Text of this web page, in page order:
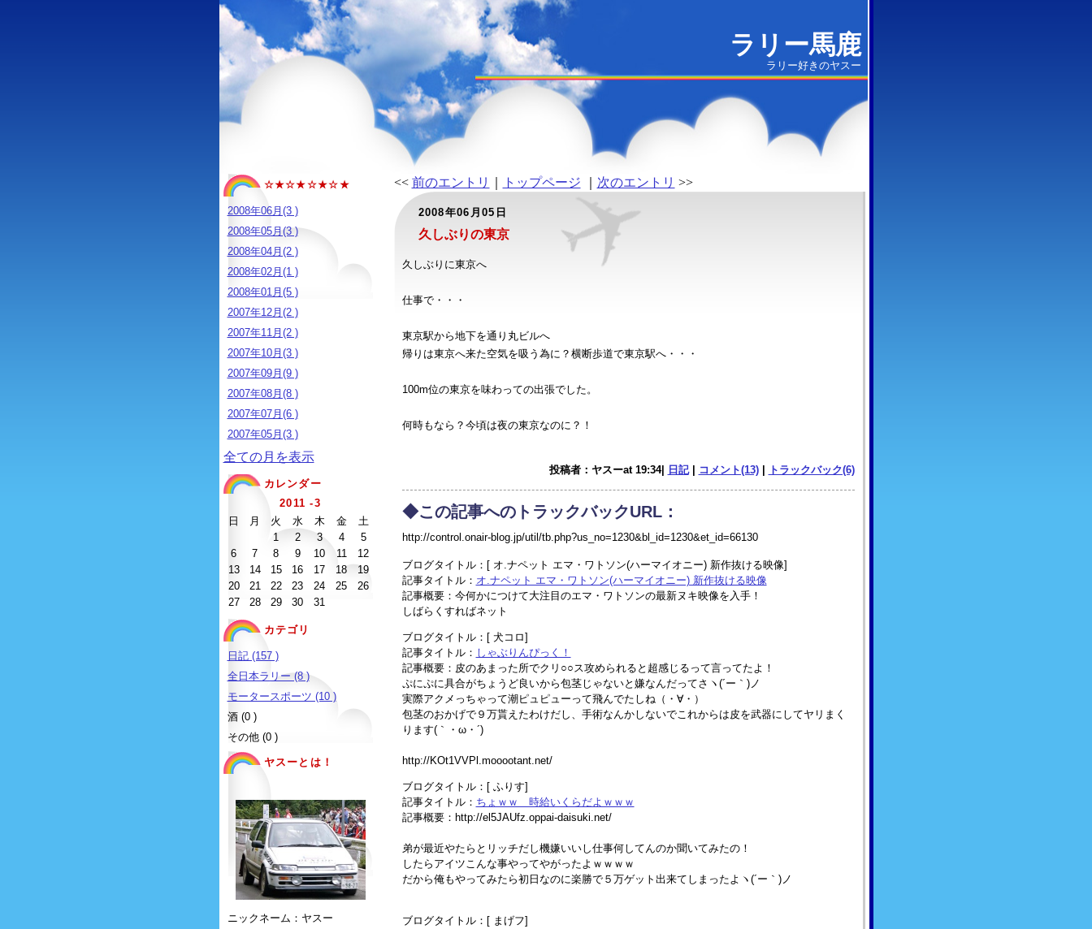
ラリー馬鹿
ラリー好きのヤスー
☆★☆★☆★☆★
2008年06月(3 )
2008年05月(3 )
2008年04月(2 )
2008年02月(1 )
2008年01月(5 )
2007年12月(2 )
2007年11月(2 )
2007年10月(3 )
2007年09月(9 )
2007年08月(8 )
2007年07月(6 )
2007年05月(3 )
全ての月を表示
カレンダー
2011 -3
日
月 火 水 木 金
土
1
2 3 4
5
6
7 8 9 10 11
12
13
14 15 16 17 18
19
20
21 22 23 24 25
26
27
28 29 30 31
カテゴリ
日記 (157 )
全日本ラリー (8 )
モータースポーツ (10 )
酒 (0 )
その他 (0 )
ヤスーとは！
ニックネーム：ヤスー
<< 前のエントリ トップページ 次のエントリ >>
2008年06月05日
久しぶりの東京
久しぶりに東京へ
仕事で・・・
東京駅から地下を通り丸ビルへ
帰りは東京へ来た空気を吸う為に？横断歩道で東京駅へ・・・
100m位の東京を味わっての出張でした。
何時もなら？今頃は夜の東京なのに？！
投稿者：ヤスーat 19:34| 日記| コメント(13)| トラックバック(6)
◆この記事へのトラックバックURL：
http://control.onair-blog.jp/util/tb.php?us_no=1230&bl_id=1230&et_id=66130
ブログタイトル：[ オ.ナペット エマ・ワトソン(ハーマイオニー) 新作抜ける映像]
記事タイトル： オ.ナペット エマ・ワトソン(ハーマイオニー) 新作抜ける映像
記事概要：今何かにつけて大注目のエマ・ワトソンの最新ヌキ映像を入手！
しばらくすればネット
ブログタイトル：[ 犬コロ]
記事タイトル： しゃぶりんぴっく！
記事概要：皮のあまった所でクリ○○ス攻められると超感じるって言ってたよ！
ぷにぷに具合がちょうど良いから包茎じゃないと嫌なんだってさヽ(´ー｀)ノ
実際アクメっちゃって潮ピュピューって飛んでたしね（・∀・）
包茎のおかげで９万貰えたわけだし、手術なんかしないでこれからは皮を武器にしてヤリまく
ります(｀・ω・´)
http://KOt1VVPl.mooootant.net/
ブログタイトル：[ ふりす]
記事タイトル： ちょｗｗ 時給いくらだよｗｗｗ
記事概要：http://el5JAUfz.oppai-daisuki.net/
弟が最近やたらとリッチだし機嫌いいし仕事何してんのか聞いてみたの！
したらアイツこんな事やってやがったよｗｗｗｗ
だから俺もやってみたら初日なのに楽勝で５万ゲット出来てしまったよヽ(´ー｀)ノ
ブログタイトル：[ まげフ]